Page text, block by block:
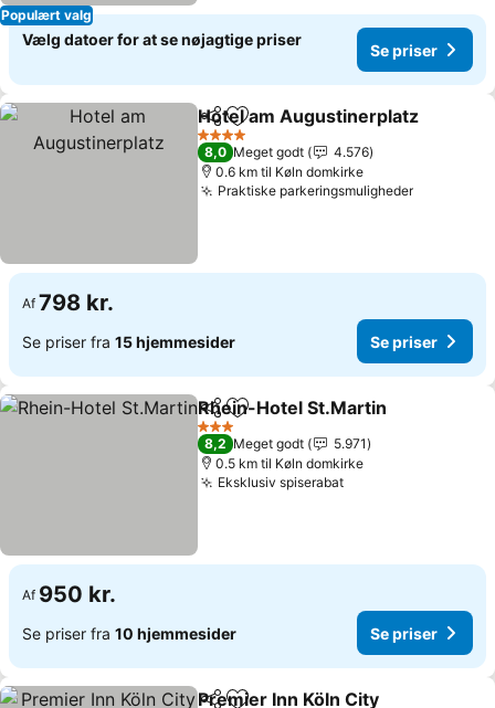
Populært valg
Vælg datoer for at se nøjagtige priser
Se priser
Del Føj til favoritter
Hotel am Augustinerplatz
4 Stjerner
8,0 Meget godt
4.576
0.6 km til Køln domkirke
Praktiske parkeringsmulighederSe priser
Af 798 kr.
Se priser fra 15 hjemmesider Se priser
Del Føj til favoritter
Rhein-Hotel St.Martin
3 Stjerner
8,2 Meget godt
5.971
0.5 km til Køln domkirke
Eksklusiv spiserabatSe priser
Af 950 kr.
Se priser fra 10 hjemmesider Se priser
Premier Inn Köln City